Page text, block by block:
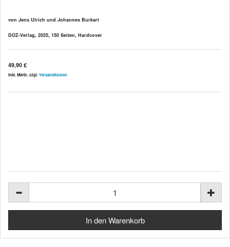
von Jens Ulrich und Johannes Burkart
DOZ-Verlag, 2025, 150 Seiten, Hardcover
49,90 €
inkl. MwSt. zzgl. Versandkosten